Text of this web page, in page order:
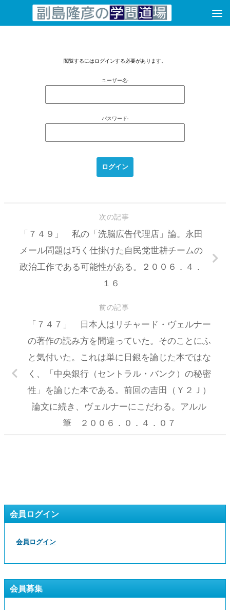
コンテンツへスキップ
閲覧するにはログインする必要があります。
ユーザー名:
パスワード:
次の記事
「７４９」 私の「洗脳広告代理店」論。永田
メール問題は巧く仕掛けた自民党世耕チームの
政治工作である可能性がある。２００６．４．
１６
前の記事
「７４７」 日本人はリチャード・ヴェルナー
の著作の読み方を間違っていた。そのことにふ
と気付いた。これは単に日銀を論じた本ではな
く、「中央銀行（セントラル・バンク）の秘密
性」を論じた本である。前回の吉田（Ｙ２Ｊ）
論文に続き、ヴェルナーにこだわる。アルル
筆 ２００６．０．４．０７
会員ログイン
会員ログイン
会員募集